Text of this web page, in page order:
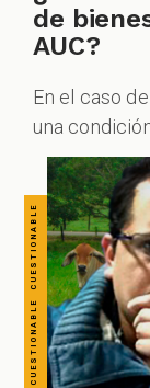
de
AUC?
En el caso
una